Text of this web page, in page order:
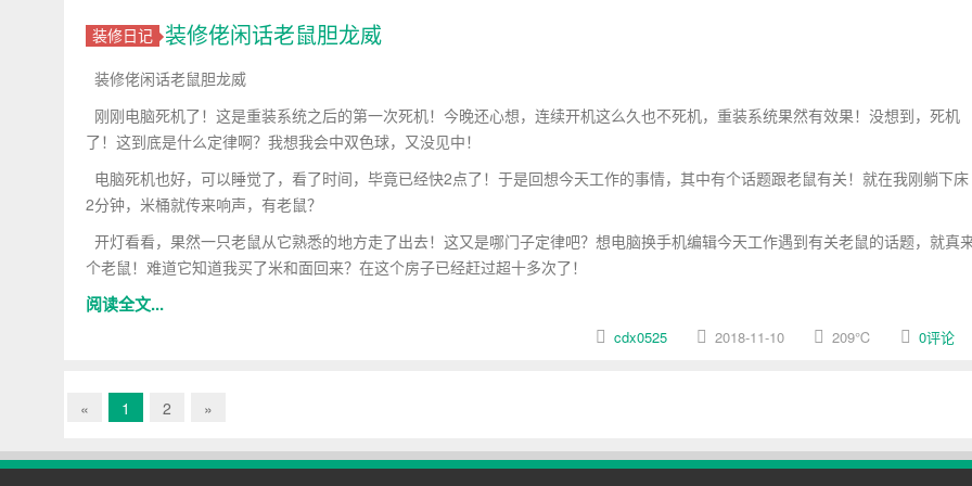
装修日记 装修佬闲话老鼠胆龙威
装修佬闲话老鼠胆龙威
刚刚电脑死机了！这是重装系统之后的第一次死机！今晚还心想，连续开机这么久也不死机，重装系统果然有效果！没想到，死机
了！这到底是什么定律啊？我想我会中双色球，又没见中！
电脑死机也好，可以睡觉了，看了时间，毕竟已经快2点了！于是回想今天工作的事情，其中有个话题跟老鼠有关！就在我刚躺下床
2分钟，米桶就传来响声，有老鼠？
开灯看看，果然一只老鼠从它熟悉的地方走了出去！这又是哪门子定律吧？想电脑换手机编辑今天工作遇到有关老鼠的话题，就真
个老鼠！难道它知道我买了米和面回来？在这个房子已经赶过超十多次了！
阅读全文...
cdx0525 2018-11-10 209℃ 0评论
« 1 2 »